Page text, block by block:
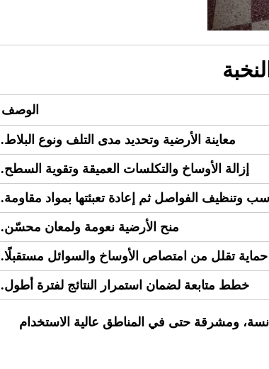
الوصف
معاينة الأرضية وتحديد مدى التلف ونوع البلاط.
إزالة الأوساخ والتكلسات العميقة وتقوية السطح.
وتنظيف الفواصل ثم إعادة تعبئتها بمواد مقاومة.
منح الأرضية نعومة ولمعان محسّن.
تقلل من امتصاص الأوساخ والسوائل مستقبلًا.
خطط متابعة لضمان استمرار النتائج لفترة أطول.
ومشرقة حتى في المناطق عالية الاستخدام